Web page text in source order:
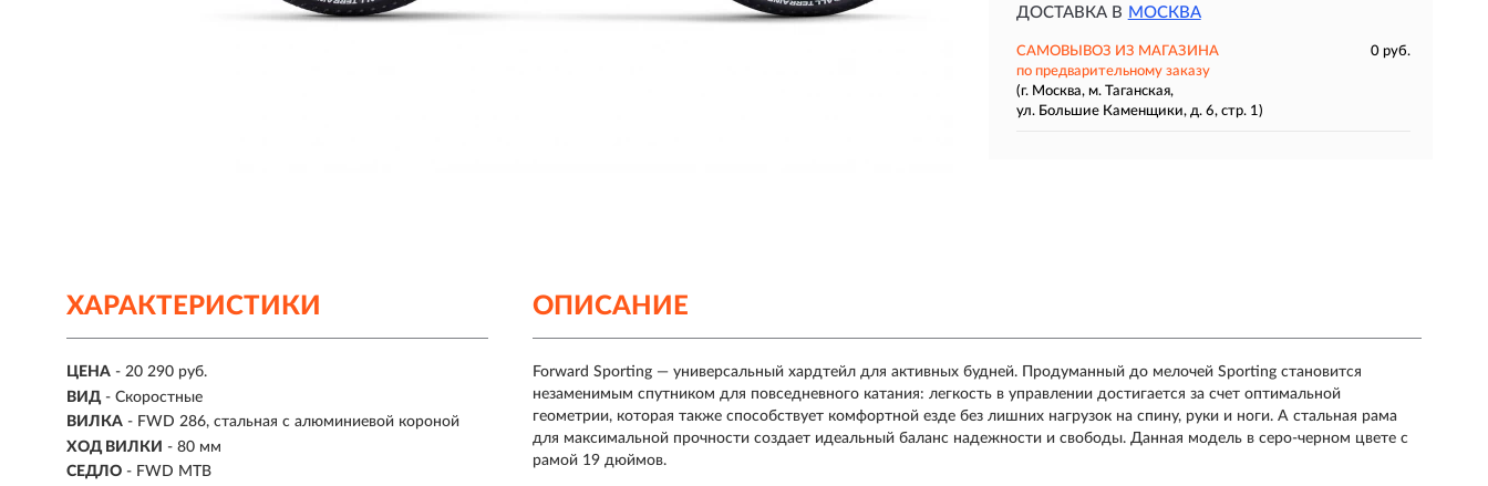
ДОСТАВКА В МОСКВА
САМОВЫВОЗ ИЗ МАГАЗИНА
0 руб.
по предварительному заказу
(г. Москва, м. Таганская,
ул. Большие Каменщики, д. 6, стр. 1)
ХАРАКТЕРИСТИКИ
ЦЕНА - 20 290 руб.
ВИД - Скоростные
ВИЛКА - FWD 286, стальная с алюминиевой короной
ХОД ВИЛКИ - 80 мм
СЕДЛО - FWD MTB
ОПИСАНИЕ
Forward Sporting — универсальный хардтейл для активных будней. Продуманный до мелочей Sporting становится
незаменимым спутником для повседневного катания: легкость в управлении достигается за счет оптимальной
геометрии, которая также способствует комфортной езде без лишних нагрузок на спину, руки и ноги. А стальная рама
для максимальной прочности создает идеальный баланс надежности и свободы. Данная модель в серо-черном цвете с
рамой 19 дюймов.